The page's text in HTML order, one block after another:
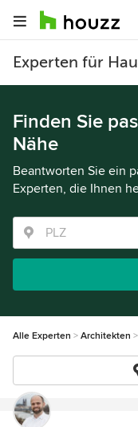
Experten für
Finden Sie
Nähe
Beantworten Sie ein
Experten, die Ihnen
Alle Experten Architekten